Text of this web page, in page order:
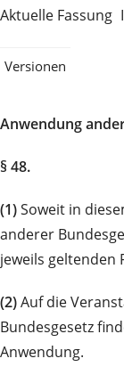
Aktuelle Fassung
Versionen
Anwendung
§ 48.
(1)Soweit in
anderer
jeweils geltenden
(2)Auf die
Bundesgesetz
Anwendung.